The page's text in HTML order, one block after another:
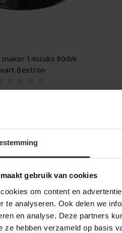
gebruik van cookies
om content en
te analyseren. Ook delen we
en analyse. Deze partners
ze hebben verzameld op basis
14stuks 800W
Bestron
1 | Producten 12